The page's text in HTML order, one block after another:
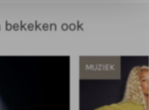
bekeken ook
MUZIEK